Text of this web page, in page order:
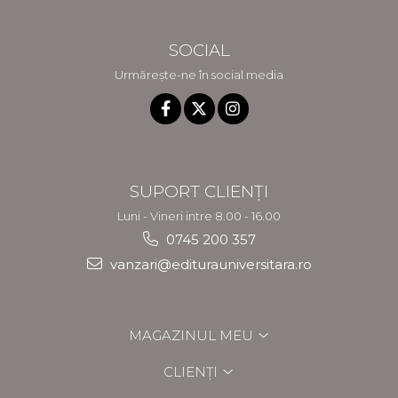
SOCIAL
Urmărește-ne în social media
SUPORT CLIENȚI
Luni - Vineri intre 8.00 - 16.00
0745 200 357
vanzari@editurauniversitara.ro
MAGAZINUL MEU
CLIENȚI